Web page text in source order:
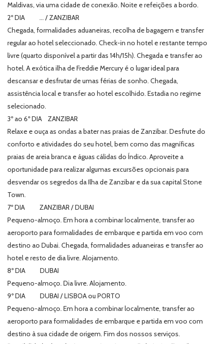
Maldivas, via uma cidade de conexão. Noite e refeições a bordo.
2º DIA … / ZANZIBAR
Chegada, formalidades aduaneiras, recolha de bagagem e transfer
regular ao hotel seleccionado. Check-in no hotel e restante tempo
livre (quarto disponível a partir das 14h/15h). Chegada e transfer ao
hotel. A exótica ilha de Freddie Mercury é o lugar ideal para
descansar e desfrutar de umas férias de sonho. Chegada,
assistência local e transfer ao hotel escolhido. Estadia no regime
selecionado.
3º ao 6º DIA ZANZIBAR
Relaxe e ouça as ondas a bater nas praias de Zanzibar. Desfrute do
conforto e atividades do seu hotel, bem como das magníficas
praias de areia branca e águas cálidas do Índico. Aproveite a
oportunidade para realizar algumas excursões opcionais para
desvendar os segredos da Ilha de Zanzibar e da sua capital Stone
Town.
7º DIA ZANZIBAR / DUBAI
Pequeno-almoço. Em hora a combinar localmente, transfer ao
aeroporto para formalidades de embarque e partida em voo com
destino ao Dubai. Chegada, formalidades aduaneiras e transfer ao
hotel e resto de dia livre. Alojamento.
8º DIA DUBAI
Pequeno-almoço. Dia livre. Alojamento.
9º DIA DUBAI / LISBOA ou PORTO
Pequeno-almoço. Em hora a combinar localmente, transfer ao
aeroporto para formalidades de embarque e partida em voo com
destino à sua cidade de origem. Fim dos nossos serviços.